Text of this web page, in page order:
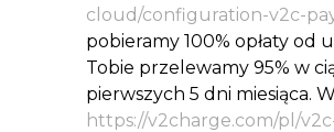
cloud/configuration-v2c-
pobieramy 100% opłaty od
Tobie przelewamy 95% w
pierwszych 5 dni miesiąca.
https://v2charge.com/pl/